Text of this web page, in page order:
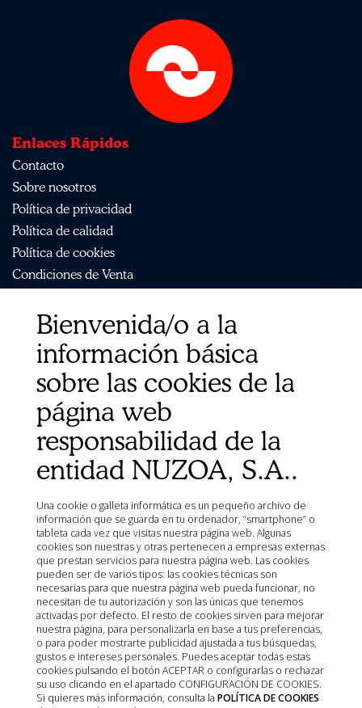
Enlaces Rápidos
Contacto
Sobre nosotros
Política de privacidad
Política de calidad
Política de cookies
Condiciones de Venta
Mapa del sitio
Organismos
Ambiente (MAPA)
Sanitarios (AEMPS)
veterinarios CIMAVET
Bienvenida/o a la
información básica
sobre las cookies de la
página web
responsabilidad de la
entidad NUZOA, S.A..
Una cookie o galleta informática es un pequeño archivo de
información que se guarda en tu ordenador, “smartphone” o
tableta cada vez que visitas nuestra página web. Algunas
cookies son nuestras y otras pertenecen a empresas externas
que prestan servicios para nuestra página web. Las cookies
pueden ser de varios tipos: las cookies técnicas son
necesarias para que nuestra página web pueda funcionar, no
necesitan de tu autorización y son las únicas que tenemos
activadas por defecto. El resto de cookies sirven para mejorar
nuestra página, para personalizarla en base a tus preferencias,
o para poder mostrarte publicidad ajustada a tus búsquedas,
gustos e intereses personales. Puedes aceptar todas estas
cookies pulsando el botón ACEPTAR o configurarlas o rechazar
su uso clicando en el apartado CONFIGURACIÓN DE COOKIES.
Si quieres más información, consulta la POLÍTICA DE COOKIES